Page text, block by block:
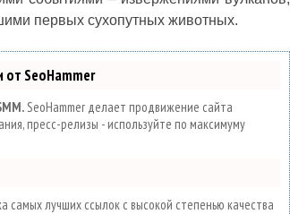
первых сухопутных животных.
SeoHammer
SeoHammer делает продвижение сайта
пресс-релизы - используйте по максимуму
лучших ссылок с высокой степенью качества